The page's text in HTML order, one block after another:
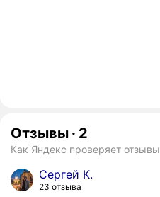
Отзывы · 2
Как Яндекс проверяет отзывы
Сергей К.
23 отзыва